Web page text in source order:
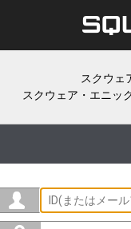
スクウェ
スクウェア・エニッ